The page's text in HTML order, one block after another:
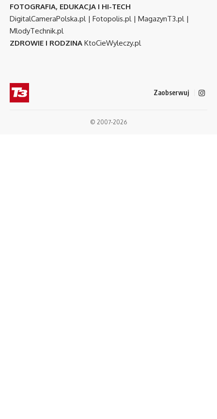
FOTOGRAFIA, EDUKACJA I HI-TECH
DigitalCameraPolska.pl| Fotopolis.pl| MagazynT3.pl|
MlodyTechnik.pl
ZDROWIE I RODZINA KtoCieWyleczy.pl
Zaobserwuj
© 2007-2026